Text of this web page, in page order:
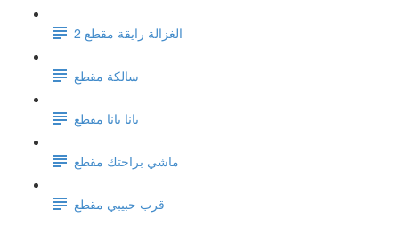
الغزالة رايقة مقطع 2
سالكة مقطع
يانا يانا مقطع
ماشي براحتك مقطع
قرب حبيبي مقطع